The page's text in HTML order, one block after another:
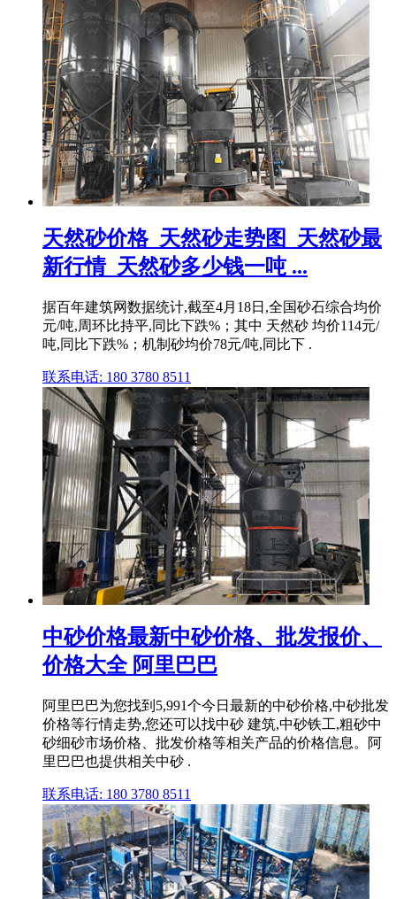
天然砂价格_天然砂走势图_天然砂最
新行情_天然砂多少钱一吨 ...
据百年建筑网数据统计,截至4月18日,全国砂石综合均价
元/吨,周环比持平,同比下跌%；其中 天然砂 均价114元/
吨,同比下跌%；机制砂均价78元/吨,同比下 .
联系电话: 180 3780 8511
中砂价格最新中砂价格、批发报价、
价格大全 阿里巴巴
阿里巴巴为您找到5,991个今日最新的中砂价格,中砂批发
价格等行情走势,您还可以找中砂 建筑,中砂铁工,粗砂中
砂细砂市场价格、批发价格等相关产品的价格信息。阿
里巴巴也提供相关中砂 .
联系电话: 180 3780 8511